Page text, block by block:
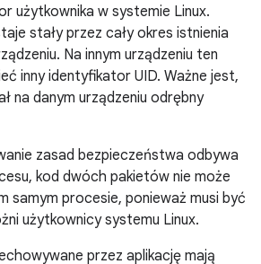
użytkownika w systemie Linux.
stały przez cały okres istnienia
Na innym urządzeniu ten
inny identyfikator UID. Ważne jest,
na danym urządzeniu odrębny
zasad bezpieczeństwa odbywa
kod dwóch pakietów nie może
samym procesie, ponieważ musi być
użytkownicy systemu Linux.
przez aplikację mają